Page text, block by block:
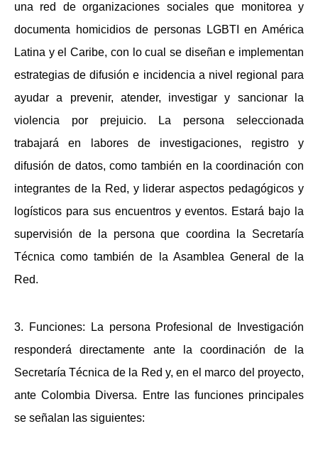
una red de organizaciones sociales que monitorea y
documenta homicidios de personas LGBTI en América
Latina y el Caribe, con lo cual se diseñan e implementan
estrategias de difusión e incidencia a nivel regional para
ayudar a prevenir, atender, investigar y sancionar la
violencia por prejuicio. La persona seleccionada
trabajará en labores de investigaciones, registro y
difusión de datos, como también en la coordinación con
integrantes de la Red, y liderar aspectos pedagógicos y
logísticos para sus encuentros y eventos. Estará bajo la
supervisión de la persona que coordina la Secretaría
Técnica como también de la Asamblea General de la
Red.
3. Funciones: La persona Profesional de Investigación
responderá directamente ante la coordinación de la
Secretaría Técnica de la Red y, en el marco del proyecto,
ante Colombia Diversa. Entre las funciones principales
se señalan las siguientes: